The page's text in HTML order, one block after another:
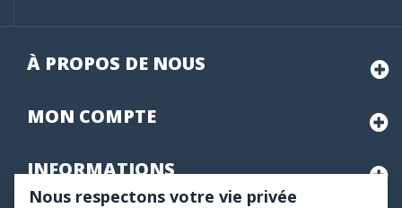
À PROPOS DE NOUS
MON COMPTE
INFORMATIONS
Nous respectons votre vie privée